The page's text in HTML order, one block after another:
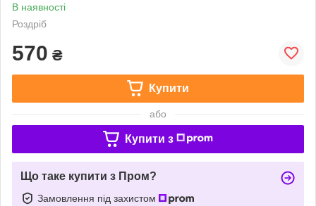
В наявності
Роздріб
570 ₴
Купити
або
Купити з
Що таке купити з Пром?
Замовлення під захистом